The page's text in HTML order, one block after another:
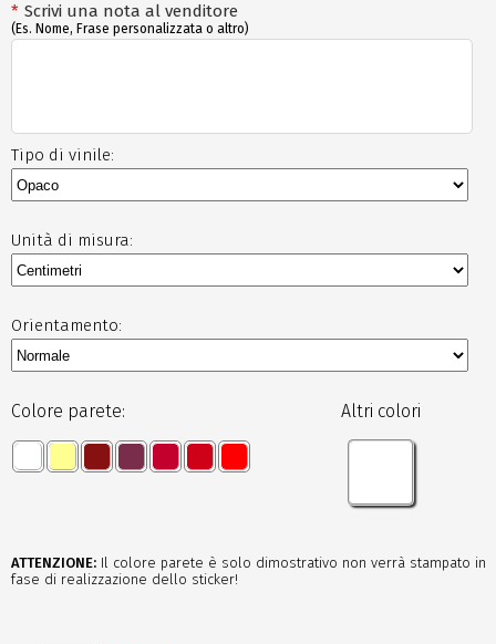
Tipo di vinile:
Unità di misura:
Orientamento:
Colore parete: Altri colori
ATTENZIONE: Il colore parete è solo dimostrativo non verrà stampato in
fase di realizzazione dello sticker!
* Scrivi una nota al venditore
(Es. Nome, Frase personalizzata o altro)